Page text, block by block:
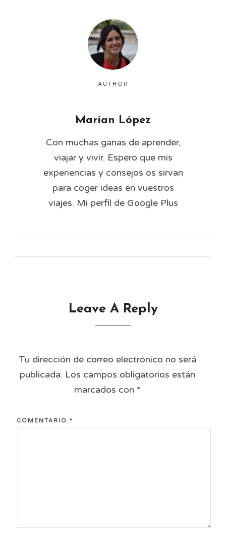
AUTHOR
Marian López
Con muchas ganas de aprender,
viajar y vivir. Espero que mis
experiencias y consejos os sirvan
para coger ideas en vuestros
viajes. Mi perfil de Google Plus
Leave A Reply
Tu dirección de correo electrónico no será
publicada. Los campos obligatorios están
marcados con *
COMENTARIO *